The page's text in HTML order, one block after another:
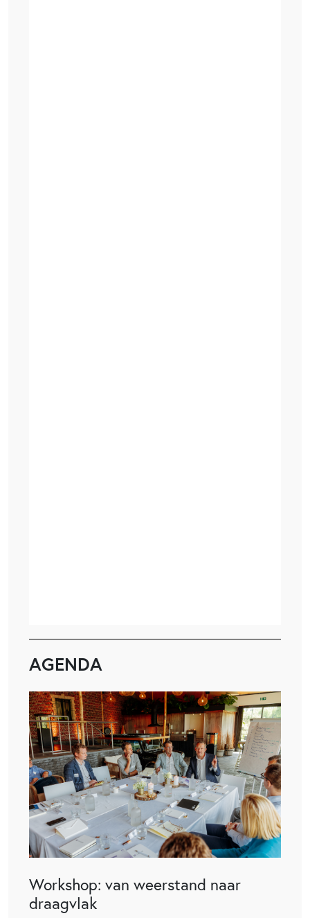
AGENDA
Workshop: van weerstand naar
draagvlak